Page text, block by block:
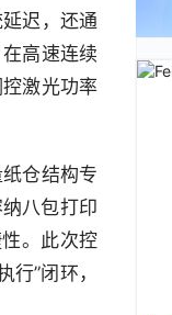
迟，还通
高速连续
激光功率
仓结构专
八包打印
。此次控
”闭环，